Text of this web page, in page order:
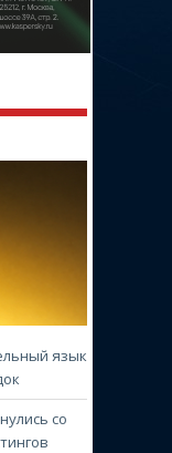
язык
со